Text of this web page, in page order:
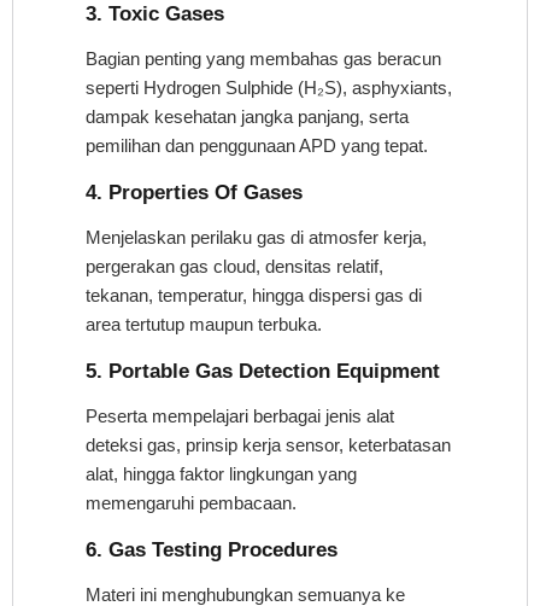
3. Toxic Gases
Bagian penting yang membahas gas beracun
seperti Hydrogen Sulphide (H₂S), asphyxiants,
dampak kesehatan jangka panjang, serta
pemilihan dan penggunaan APD yang tepat.
4. Properties Of Gases
Menjelaskan perilaku gas di atmosfer kerja,
pergerakan gas cloud, densitas relatif,
tekanan, temperatur, hingga dispersi gas di
area tertutup maupun terbuka.
5. Portable Gas Detection Equipment
Peserta mempelajari berbagai jenis alat
deteksi gas, prinsip kerja sensor, keterbatasan
alat, hingga faktor lingkungan yang
memengaruhi pembacaan.
6. Gas Testing Procedures
Materi ini menghubungkan semuanya ke